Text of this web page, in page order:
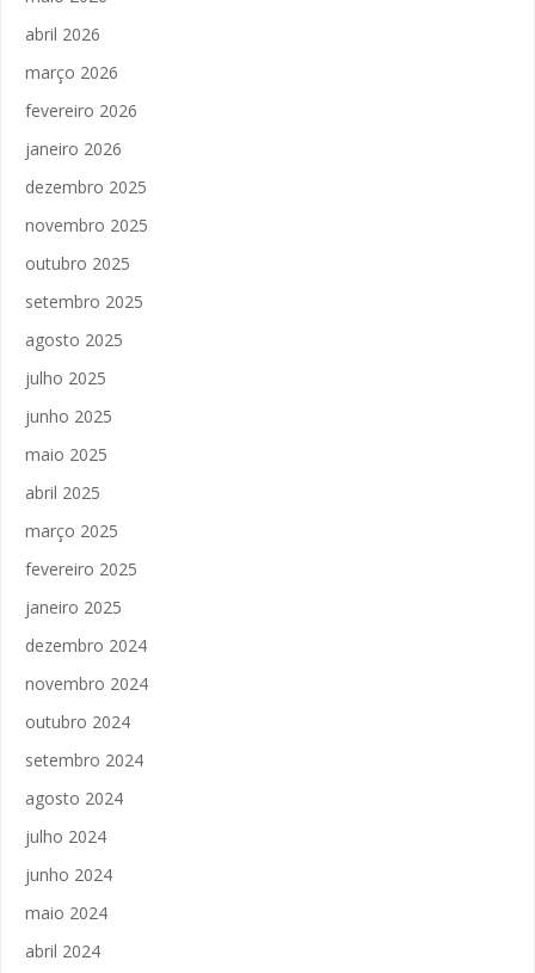
abril 2026
março 2026
fevereiro 2026
janeiro 2026
dezembro 2025
novembro 2025
outubro 2025
setembro 2025
agosto 2025
julho 2025
junho 2025
maio 2025
abril 2025
março 2025
fevereiro 2025
janeiro 2025
dezembro 2024
novembro 2024
outubro 2024
setembro 2024
agosto 2024
julho 2024
junho 2024
maio 2024
abril 2024